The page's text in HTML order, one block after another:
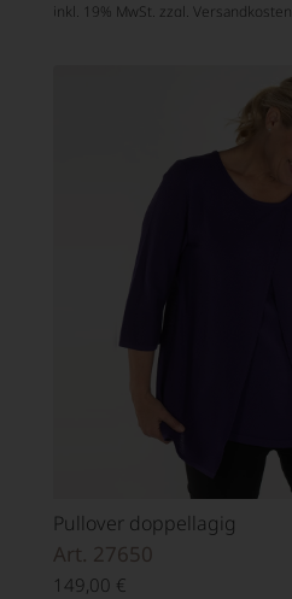
inkl. 19% MwSt. zzgl. Versandkosten
Pullover doppellagig
Art. 27650
149,00 €